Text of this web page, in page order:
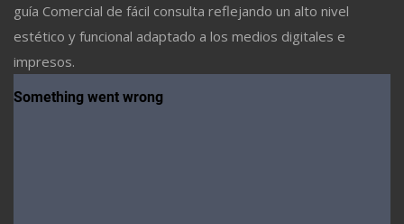
guía Comercial de fácil consulta reflejando un alto nivel
estético y funcional adaptado a los medios digitales e
impresos.